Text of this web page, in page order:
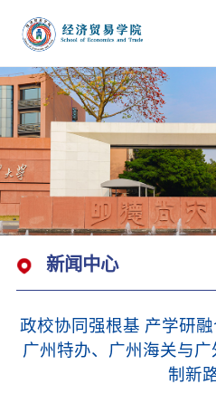
新闻中心
政校协同强根基 产学研
广州特办、广州海关与
制新